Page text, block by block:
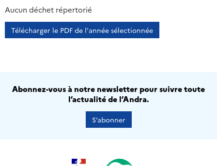
Aucun déchet répertorié
Télécharger le PDF de l'année sélectionnée
Abonnez-vous à notre newsletter pour suivre toute
l’actualité de l’Andra.
S’abonner